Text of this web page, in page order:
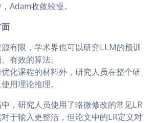
Adam收敛较慢。
有限，学术界也可以研究LLM的预训
有效的算法。
化课程的材料外，研究人员在整个研
用理论推理。
，研究人员使用了略微修改的常见LR
于输入更整洁，但论文中的LR定义对